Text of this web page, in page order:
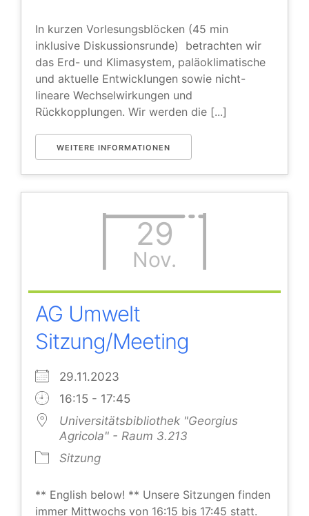
In kurzen Vorlesungsblöcken (45 min
inklusive Diskussionsrunde) betrachten wir
das Erd- und Klimasystem, paläoklimatische
und aktuelle Entwicklungen sowie nicht-
lineare Wechselwirkungen und
Rückkopplungen. Wir werden die [...]
WEITERE INFORMATIONEN
29
Nov.
AG Umwelt
Sitzung/Meeting
29.11.2023
16:15 - 17:45
Universitätsbibliothek "Georgius
Agricola" - Raum 3.213
Sitzung
** English below! ** Unsere Sitzungen finden
immer Mittwochs von 16:15 bis 17:45 statt.